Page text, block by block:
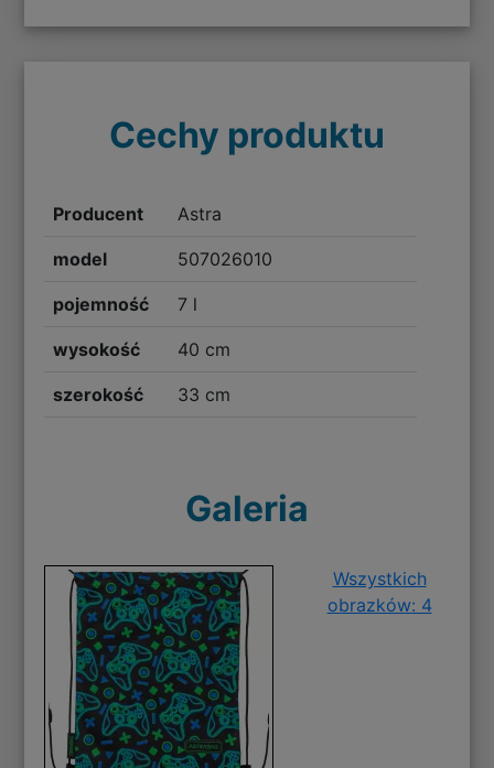
Cechy produktu
Producent Astra
model 507026010
pojemność 7 l
wysokość 40 cm
szerokość 33 cm
Galeria
Wszystkich
obrazków: 4